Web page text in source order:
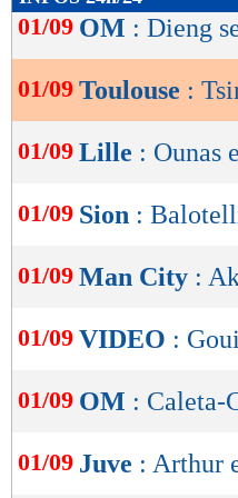
Lu 6.797
de
OK
01/09 OM : Dieng
01/09 Toulouse :
01/09 Lille : Ounas
01/09 Sion :
01/09 Man City :
01/09 VIDEO :
01/09 OM : Caleta-
01/09 Juve : Arthur